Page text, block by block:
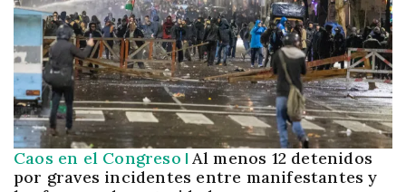
Caos en el Congreso Al menos 12 detenidos
por graves incidentes entre manifestantes y